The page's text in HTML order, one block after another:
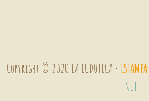
Copyright © 2020 LA LUDOTECA •
NET